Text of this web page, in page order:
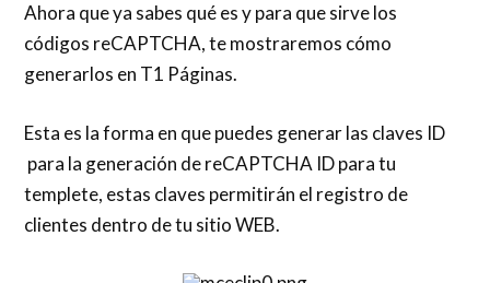
Ahora que ya sabes qué es y para que sirve los
códigos reCAPTCHA, te mostraremos cómo
generarlos en T1 Páginas.
Esta es la forma en que puedes generar las claves ID
para la generación de reCAPTCHA ID para tu
templete, estas claves permitirán el registro de
clientes dentro de tu sitio WEB.